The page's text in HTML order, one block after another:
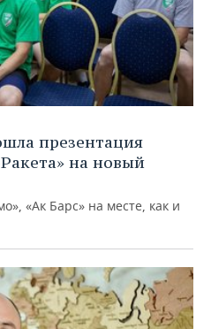
презентация
на новый
«Ак Барс» на месте, как и